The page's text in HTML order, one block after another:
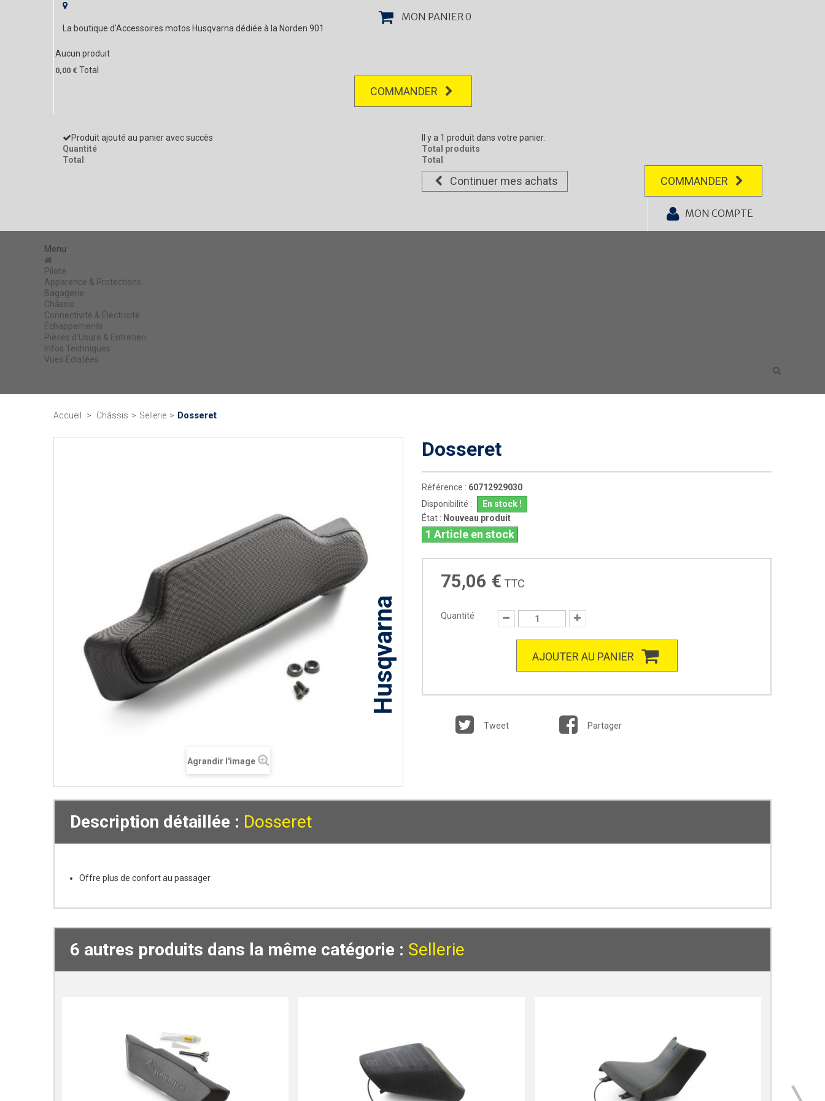
La boutique d'Accessoires motos Husqvarna dédiée à la Norden 901
MON PANIER0
Aucun produit
0,00 € Total
COMMANDER
Produit ajouté au panier avec succès
Quantité
Total
Il y a 1 produit dans votre panier.
Total produits
Total
Continuer mes achats COMMANDER
MON COMPTE
Menu
Pilote
Apparence & Protections
Bagagerie
Châssis
Connectivité & Électricité
Échappements
Pièces d'Usure & Entretien
Infos Techniques
Vues Éclatées
Accueil > Châssis > Sellerie > Dosseret
Agrandir l'image
Husqvarna
Dosseret
Référence : 60712929030
Disponibilité :
En stock !
État : Nouveau produit
1 Article en stock
75,06 € TTC
Quantité
AJOUTER AU PANIER
Tweet Partager
Description détaillée : Dosseret
Offre plus de confort au passager
6 autres produits dans la même catégorie : Sellerie